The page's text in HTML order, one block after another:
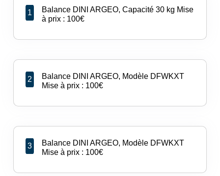
1
Balance DINI ARGEO, Capacité 30 kg Mise
à prix : 100€
2
Balance DINI ARGEO, Modèle DFWKXT
Mise à prix : 100€
3
Balance DINI ARGEO, Modèle DFWKXT
Mise à prix : 100€